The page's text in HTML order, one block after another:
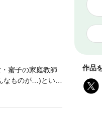
作品
蜜子の家庭教師
なものが…)といぶ
目撃してしま